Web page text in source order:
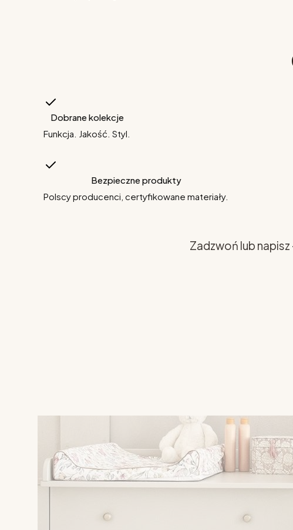
Dobrane kolekcje
Funkcja. Jakość. Styl.
Bezpieczne produkty
Polscy producenci, certyfikowane materiały.
Zadzwoń lub